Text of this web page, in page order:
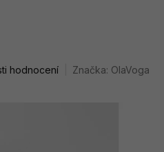
hodnocení Značka: OlaVoga